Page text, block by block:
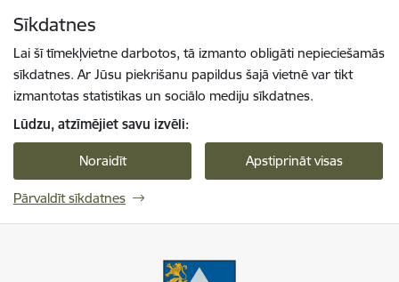
Sīkdatnes
Lai šī tīmekļvietne darbotos, tā izmanto obligāti nepieciešamās
sīkdatnes. Ar Jūsu piekrišanu papildus šajā vietnē var tikt
izmantotas statistikas un sociālo mediju sīkdatnes.
Lūdzu, atzīmējiet savu izvēli:
Noraidīt Apstiprināt visas
Pārvaldīt sīkdatnes